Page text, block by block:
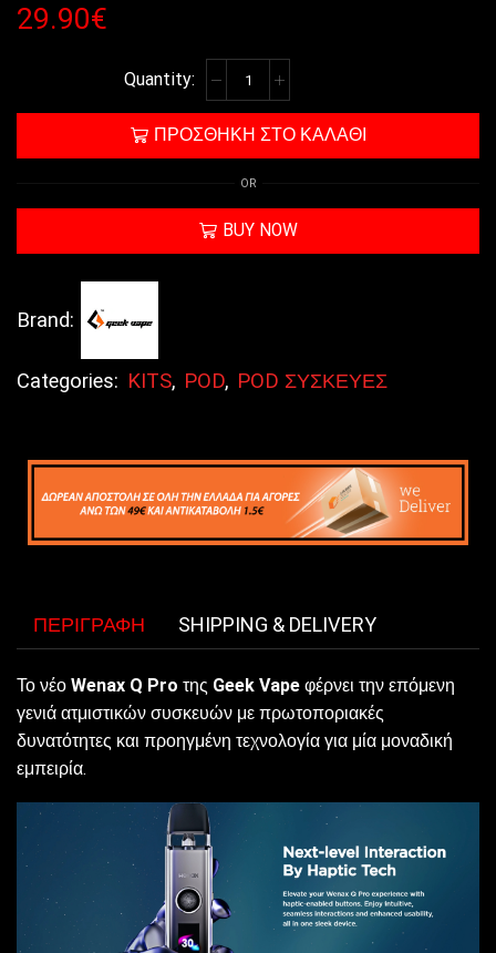
29.90€
ΠΡΟΣΘΉΚΗ ΣΤΟ ΚΑΛΆΘΙ
OR
BUY NOW
Brand:
Categories: KITS, POD, POD ΣΥΣΚΕΥΕΣ
ΠΕΡΙΓΡΑΦΉ SHIPPING & DELIVERY
Το νέο Wenax Q Pro της Geek Vape φέρνει την επόμενη
γενιά ατμιστικών συσκευών με πρωτοποριακές
δυνατότητες και προηγμένη τεχνολογία για μία μοναδική
εμπειρία.